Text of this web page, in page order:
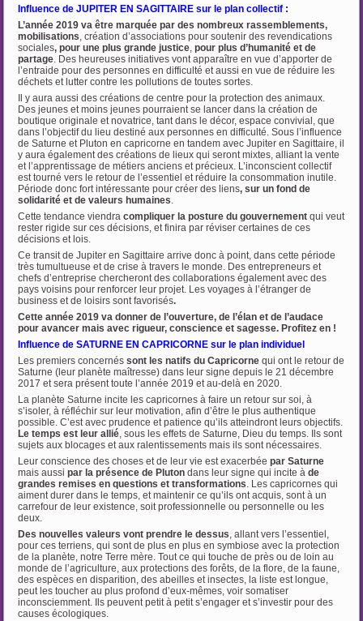
Influence de JUPITER EN SAGITTAIRE sur le plan collectif :
L’année 2019 va être marquée par des nombreux rassemblements,
mobilisations, création d’associations pour soutenir des revendications
sociales, pour une plus grande justice,pour plus d’humanité et de
partage. Des heureuses initiatives vont apparaître en vue d’apporter de
l’entraide pour des personnes en difficulté et aussi en vue de réduire les
déchets et lutter contre les pollutions de toutes sortes.
Il y aura aussi des créations de centre pour la protection des animaux.
Des jeunes et moins jeunes pourraient se lancer dans la création de
boutique originale et novatrice, tant dans le décor, espace convivial, que
dans l’objectif du lieu destiné aux personnes en difficulté. Sous l’influence
de Saturne et Pluton en capricorne en tandem avec Jupiter en Sagittaire, il
y aura également des créations de lieux qui seront mixtes, alliant la vente
et l’apprentissage de métiers anciens et précieux. L’inconscient collectif
est tourné vers le retour de l’essentiel et réduire la consommation inutile.
Période donc fort intéressante pour créer des liens, sur un fond de
solidarité et de valeurs humaines.
Cette tendance viendracompliquer la posture du gouvernement qui veut
rester rigide sur ces décisions, et finira par réviser certaines de ces
décisions et lois.
Ce transit de Jupiter en Sagittaire arrive donc à point, dans cette période
très tumultueuse et de crise à travers le monde. Des entrepreneurs et
chefs d’entreprise chercheront des collaborations également avec des
pays voisins pour renforcer leur projet. Les voyages à l’étranger de
business et de loisirs sont favorisés.
Cette année 2019 va donner de l’ouverture, de l’élan et de l’audace
pour avancer mais avec rigueur, conscience et sagesse. Profitez en !
Influence de SATURNE EN CAPRICORNE sur le plan individuel
Les premiers concernéssont les natifs du Capricorne qui ont le retour de
Saturne (leur planète maîtresse) dans leur signe depuis le 21 décembre
2017 et sera présent toute l’année 2019 et au-delà en 2020.
La planète Saturne incite les capricornes à faire un retour sur soi, à
s’isoler, à réfléchir sur leur motivation, afin d’être le plus authentique
possible. C’est avec prudence et patience qu’ils atteindront leurs objectifs.
Le temps est leur allié, sous les effets de Saturne, Dieu du temps. Ils sont
sujets aux blocages et aux ralentissements mais ils sont nécessaires.
Leur conscience des choses et de leur vie est exacerbéepar Saturne
mais aussipar la présence de Pluton dans leur signe qui incite àde
grandes remises en questions et transformations. Les capricornes qui
aiment durer dans le temps, et maintenir ce qu’ils ont acquis, sont à un
carrefour de leur existence, soit professionnelle ou personnelle ou les
deux.
Des nouvelles valeurs vont prendre le dessus, allant vers l’essentiel,
pour ces terriens, qui sont de plus en plus en symbiose avec la protection
de la planète, notre Terre mère. Tout ce qui touche de près ou de loin au
monde de l’agriculture, aux protections des forêts, de la flore, de la faune,
des espèces en disparition, des abeilles et insectes, la liste est longue,
peut les toucher au plus profond d’eux-mêmes, voir somatiser
inconsciemment. Ils peuvent petit à petit s’engager et s’investir pour des
causes écologiques.